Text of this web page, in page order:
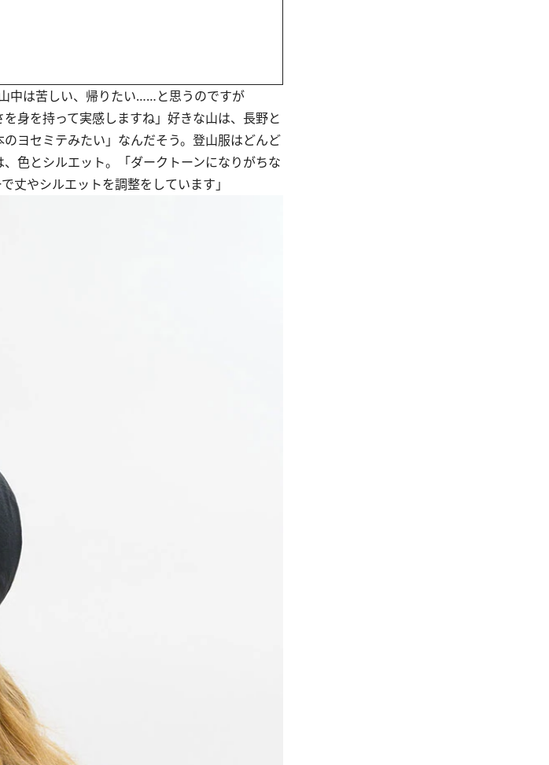
中は苦しい、帰りたい……と思うのですが
身を持って実感しますね」好きな山は、長野と
ヨセミテみたい」なんだそう。登山服はどんど
色とシルエット。「ダークトーンになりがちな
丈やシルエットを調整をしています」